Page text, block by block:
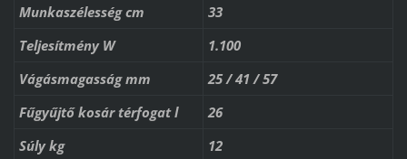
Munkaszélesség cm
33
Teljesítmény W
1.100
Vágásmagasság mm
25 / 41 / 57
Fűgyűjtő kosár térfogat l
26
Súly kg
12